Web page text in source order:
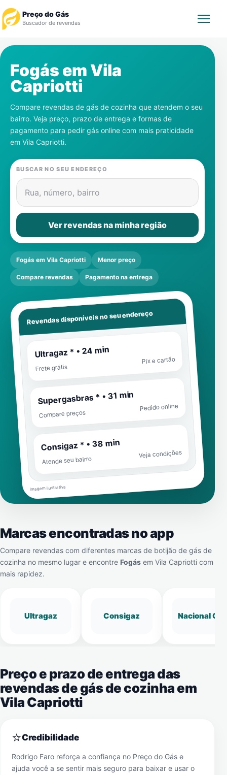
Preço do Gás
Buscador de revendas
Revendedor
Notícias
Cadastre-se
Gás
Contatos
Fogás em Vila
Capriotti
Compare revendas de gás de cozinha que atendem o seu
bairro. Veja preço, prazo de entrega e formas de
pagamento para pedir gás online com mais praticidade
em Vila Capriotti.
BUSCAR NO SEU ENDEREÇO
Rua, número, bairro
Ver revendas na minha região
Fogás em Vila Capriotti Menor preço
Compare revendas Pagamento na entrega
Revendas disponíveis no seu endereço
Ultragaz * • 24 min
Frete grátis
Pix e cartão
Supergasbras * • 31 min
Compare preços
Pedido online
Consigaz * • 38 min
Atende seu bairro
Veja condições
Imagem ilustrativa
Marcas encontradas no app
Compare revendas com diferentes marcas de botijão de gás de
cozinha no mesmo lugar e encontre Fogás em Vila Capriotti com
mais rapidez.
Ultragaz Consigaz Nacional Gás
Preço e prazo de entrega das
revendas de gás de cozinha em
Vila Capriotti
⭐Credibilidade
Rodrigo Faro reforça a confiança no Preço do Gás e
ajuda você a se sentir mais seguro para baixar e usar o